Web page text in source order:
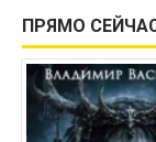
ПРЯМО